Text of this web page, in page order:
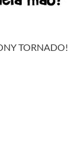
TORNADO!